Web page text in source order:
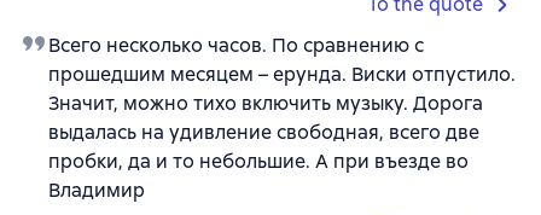
Всего несколько часов. По сравнению с
прошедшим месяцем – ерунда. Виски отпустило.
Значит, можно тихо включить музыку. Дорога
выдалась на удивление свободная, всего две
пробки, да и то небольшие. А при въезде во
Владимир